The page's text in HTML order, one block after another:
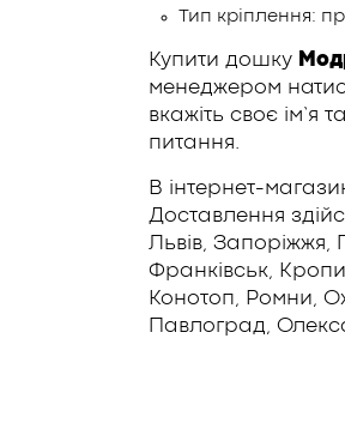
Тип кріплення:
Купити дошку
менеджером
вкажіть своє
питання.
В інтернет-
Доставлення
Львів, Запоріжжя,
Франківськ,
Конотоп, Ромни,
Павлоград,